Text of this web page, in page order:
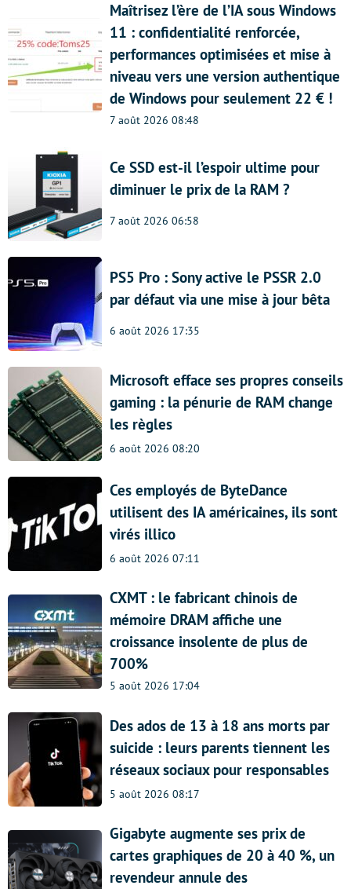
Maîtrisez l’ère de l’IA sous Windows
11 : confidentialité renforcée,
performances optimisées et mise à
niveau vers une version authentique
de Windows pour seulement 22 € !
7 août 2026 08:48
Ce SSD est-il l’espoir ultime pour
diminuer le prix de la RAM ?
7 août 2026 06:58
PS5 Pro : Sony active le PSSR 2.0
par défaut via une mise à jour bêta
6 août 2026 17:35
Microsoft efface ses propres conseils
gaming : la pénurie de RAM change
les règles
6 août 2026 08:20
Ces employés de ByteDance
utilisent des IA américaines, ils sont
virés illico
6 août 2026 07:11
CXMT : le fabricant chinois de
mémoire DRAM affiche une
croissance insolente de plus de
700%
5 août 2026 17:04
Des ados de 13 à 18 ans morts par
suicide : leurs parents tiennent les
réseaux sociaux pour responsables
5 août 2026 08:17
Gigabyte augmente ses prix de
cartes graphiques de 20 à 40 %, un
revendeur annule des